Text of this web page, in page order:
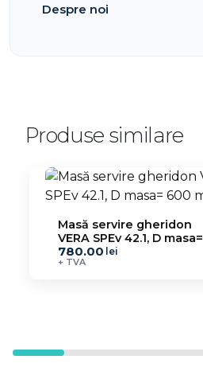
Despre noi
Produse similare
Masă servire gheridon
VERA SPEv 42.1, D masa=
600 mm
780.00 lei
+ TVA